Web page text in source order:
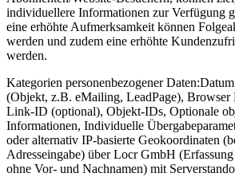
individuellere Informationen zur Verfügung
eine erhöhte Aufmerksamkeit können
werden und zudem eine erhöhte
werden.
Kategorien personenbezogener Daten:
(Objekt, z.B. eMailing, LeadPage), Browser
Link-ID (optional), Objekt-IDs, Optionale
Informationen, Individuelle
oder alternativ IP-basierte Geokoordinaten
Adresseingabe) über Locr GmbH (Erfassung
ohne Vor- und Nachnamen) mit